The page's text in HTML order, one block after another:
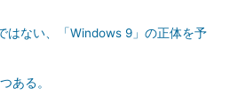
はない、「Windows 9」の正体を予
ある。